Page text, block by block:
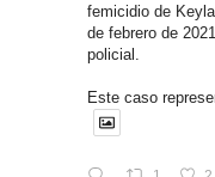
femicidio de
de febrero de
policial.
Este caso